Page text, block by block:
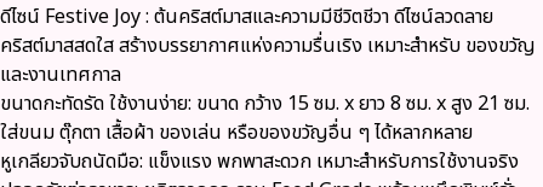
ดีไซน์ Festive Joy: ต้นคริสต์มาสและความมีชีวิตชีวา ดีไซน์ลวดลาย
คริสต์มาสสดใส สร้างบรรยากาศแห่งความรื่นเริง เหมาะสำหรับ ของขวัญ
และงานเทศกาล
ขนาดกะทัดรัด ใช้งานง่าย: ขนาด กว้าง 15 ซม. x ยาว 8 ซม. x สูง 21 ซม.
ใส่ขนม ตุ๊กตา เสื้อผ้า ของเล่น หรือของขวัญอื่น ๆ ได้หลากหลาย
หูเกลียวจับถนัดมือ: แข็งแรง พกพาสะดวก เหมาะสำหรับการใช้งานจริง